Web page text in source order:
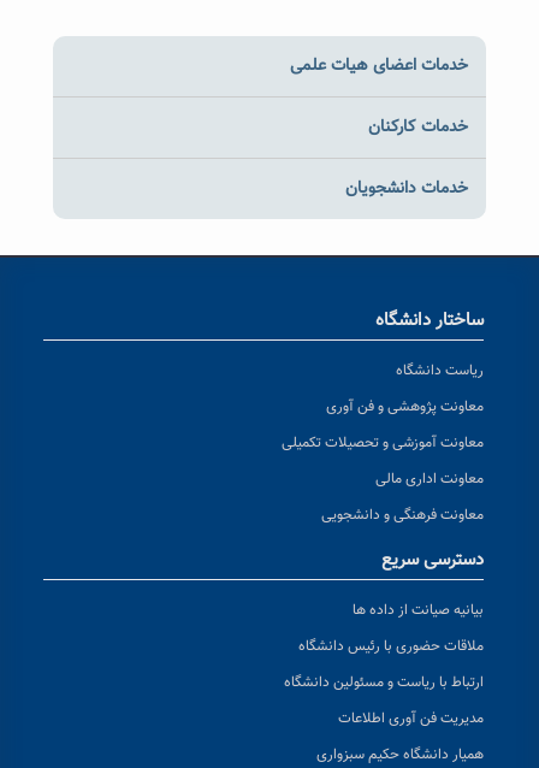
خدمات اعضای هیات علمی
خدمات کارکنان
خدمات دانشجویان
ساختار دانشگاه
ریاست دانشگاه
معاونت پژوهشی و فن آوری
معاونت آموزشی و تحصیلات تکمیلی
معاونت اداری مالی
معاونت فرهنگی و دانشجویی
دسترسی سریع
بیانیه صیانت از داده ها
ملاقات حضوری با رئیس دانشگاه
ارتباط با ریاست و مسئولین دانشگاه
مدیریت فن آوری اطلاعات
همیار دانشگاه حکیم سبزواری